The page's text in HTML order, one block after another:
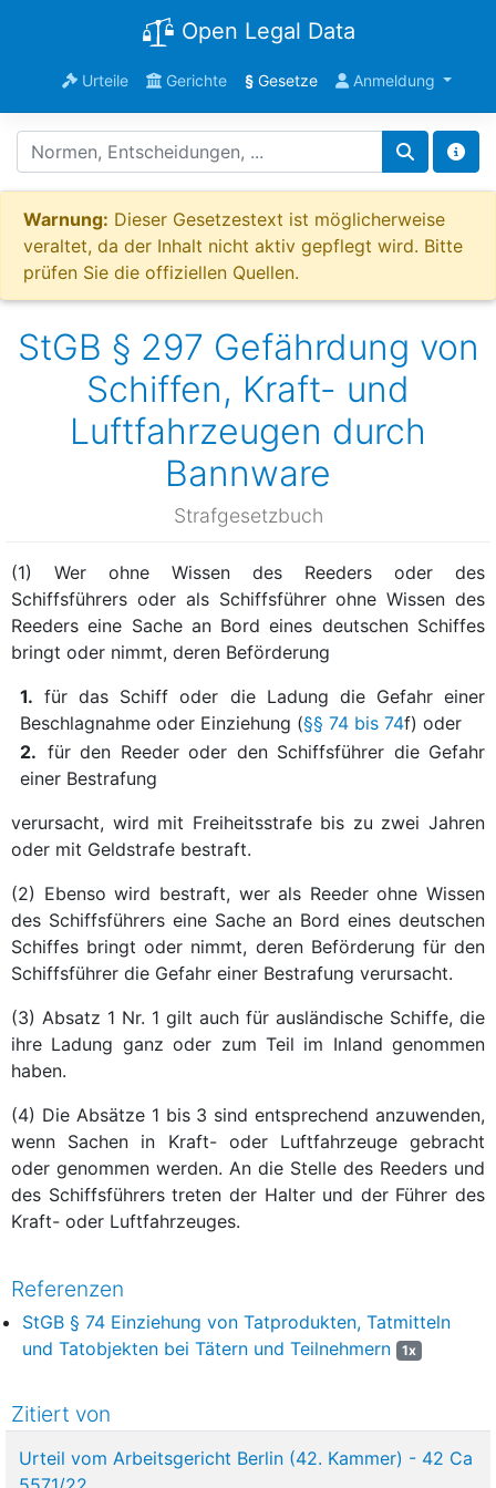
Open Legal Data
Urteile Gerichte §Gesetze Anmeldung
Warnung: Dieser Gesetzestext ist möglicherweise
veraltet, da der Inhalt nicht aktiv gepflegt wird. Bitte
prüfen Sie die offiziellen Quellen.
StGB § 297 Gefährdung von
Schiffen, Kraft- und
Luftfahrzeugen durch
Bannware
Strafgesetzbuch
(1) Wer ohne Wissen des Reeders oder des
Schiffsführers oder als Schiffsführer ohne Wissen des
Reeders eine Sache an Bord eines deutschen Schiffes
bringt oder nimmt, deren Beförderung
1. für das Schiff oder die Ladung die Gefahr einer
Beschlagnahme oder Einziehung (§§ 74 bis 74f) oder
2. für den Reeder oder den Schiffsführer die Gefahr
einer Bestrafung
verursacht, wird mit Freiheitsstrafe bis zu zwei Jahren
oder mit Geldstrafe bestraft.
(2) Ebenso wird bestraft, wer als Reeder ohne Wissen
des Schiffsführers eine Sache an Bord eines deutschen
Schiffes bringt oder nimmt, deren Beförderung für den
Schiffsführer die Gefahr einer Bestrafung verursacht.
(3) Absatz 1 Nr. 1 gilt auch für ausländische Schiffe, die
ihre Ladung ganz oder zum Teil im Inland genommen
haben.
(4) Die Absätze 1 bis 3 sind entsprechend anzuwenden,
wenn Sachen in Kraft- oder Luftfahrzeuge gebracht
oder genommen werden. An die Stelle des Reeders und
des Schiffsführers treten der Halter und der Führer des
Kraft- oder Luftfahrzeuges.
Referenzen
StGB § 74 Einziehung von Tatprodukten, Tatmitteln
und Tatobjekten bei Tätern und Teilnehmern
1x
Zitiert von
Urteil vom Arbeitsgericht Berlin (42. Kammer) - 42 Ca